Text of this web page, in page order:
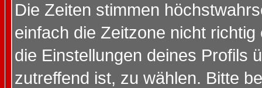
Die Zeiten stimmen
einfach die Zeitzone nicht
die Einstellungen deines Profils
zutreffend ist, zu wählen. Bitte